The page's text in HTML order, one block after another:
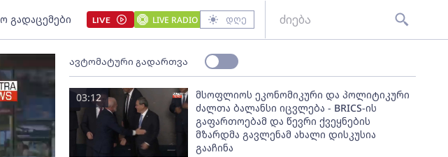
გადაცემები LIVE LIVE RADIO დღე
ავტომატური გადართვა
მსოფლიოს ეკონომიკური და პოლიტიკური
ძალთა ბალანსი იცვლება - BRICS-ის
გაფართოებამ და წევრი ქვეყნების
მზარდმა გავლენამ ახალი დისკუსია
გააჩინა
03:12